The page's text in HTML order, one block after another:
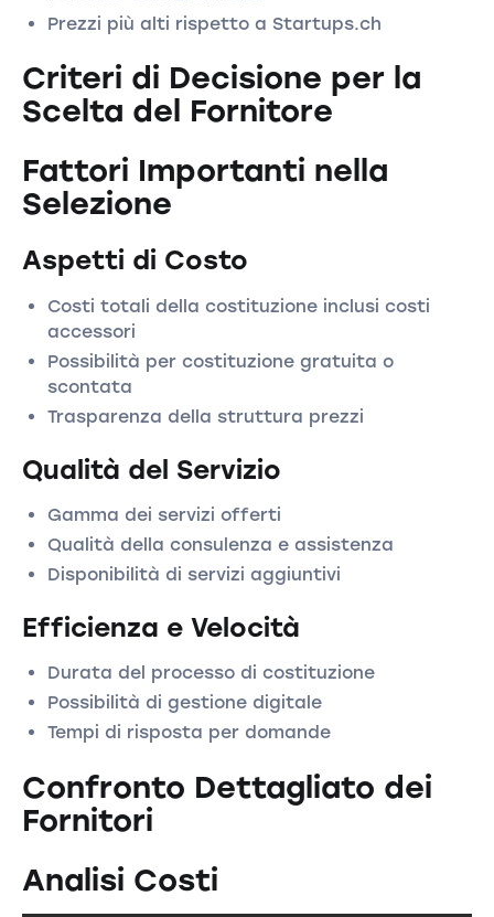
Prezzi più alti rispetto a Startups.ch
Criteri di Decisione per la
Scelta del Fornitore
Fattori Importanti nella
Selezione
Aspetti di Costo
Costi totali della costituzione inclusi costi
accessori
Possibilità per costituzione gratuita o
scontata
Trasparenza della struttura prezzi
Qualità del Servizio
Gamma dei servizi offerti
Qualità della consulenza e assistenza
Disponibilità di servizi aggiuntivi
Efficienza e Velocità
Durata del processo di costituzione
Possibilità di gestione digitale
Tempi di risposta per domande
Confronto Dettagliato dei
Fornitori
Analisi Costi